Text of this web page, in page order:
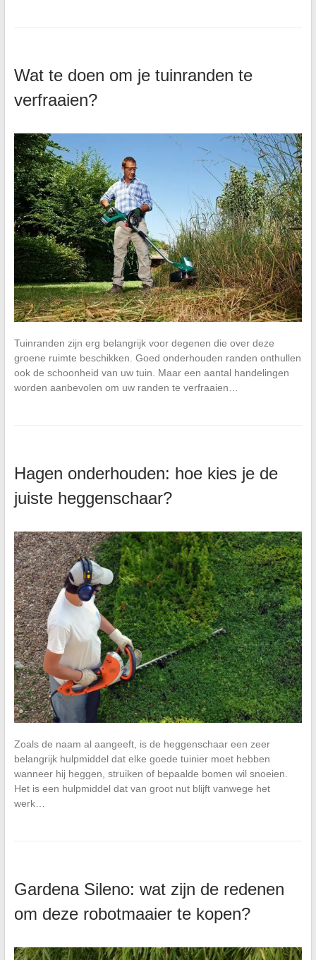
Wat te doen om je tuinranden te
verfraaien?
Tuinranden zijn erg belangrijk voor degenen die over deze
groene ruimte beschikken. Goed onderhouden randen onthullen
ook de schoonheid van uw tuin. Maar een aantal handelingen
worden aanbevolen om uw randen te verfraaien…
Hagen onderhouden: hoe kies je de
juiste heggenschaar?
Zoals de naam al aangeeft, is de heggenschaar een zeer
belangrijk hulpmiddel dat elke goede tuinier moet hebben
wanneer hij heggen, struiken of bepaalde bomen wil snoeien.
Het is een hulpmiddel dat van groot nut blijft vanwege het
werk…
Gardena Sileno: wat zijn de redenen
om deze robotmaaier te kopen?